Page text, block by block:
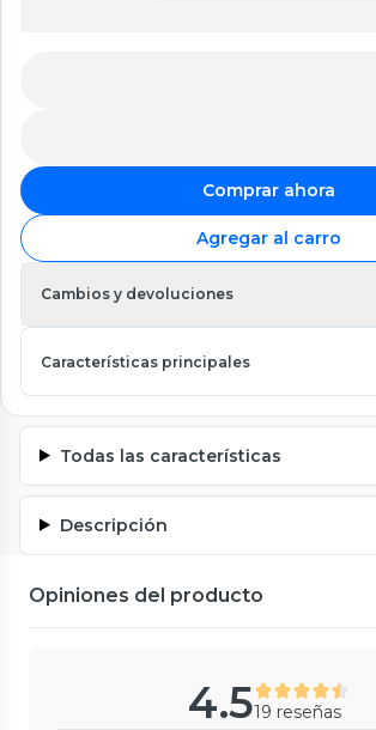
Comprar ahora
Agregar al carro
Cambios y devoluciones
Características principales
Todas las características
Descripción
Opiniones del producto
4.519 reseñas